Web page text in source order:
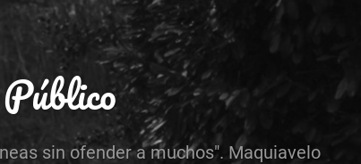
sin ofender a muchos". Maquiavelo